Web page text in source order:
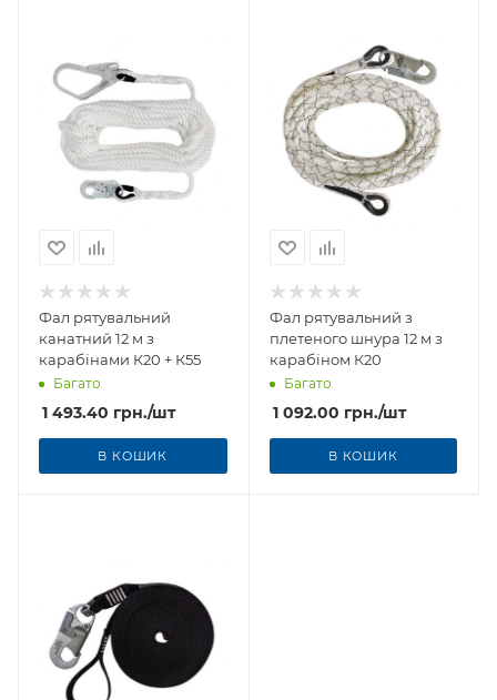
Фал рятувальний
канатний 12 м з
карабінами К20 + К55
Багато
1 493.40 грн./шт
В КОШИК
Фал рятувальний з
плетеного шнура 12 м з
карабіном К20
Багато
1 092.00 грн./шт
В КОШИК